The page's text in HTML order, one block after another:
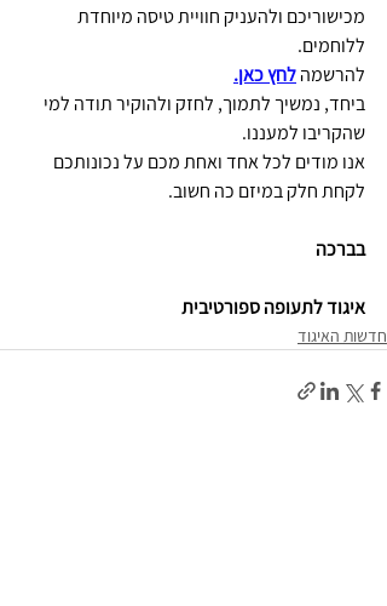
מכישוריכם ולהעניק חוויית טיסה מיוחדת
ללוחמים.
להרשמה לחץ כאן.
ביחד, נמשיך לתמוך, לחזק ולהוקיר תודה למי
שהקריבו למעננו.
אנו מודים לכל אחד ואחת מכם על נכונותכם
לקחת חלק במיזם כה חשוב.
בברכה
איגוד לתעופה ספורטיבית
חדשות האיגוד